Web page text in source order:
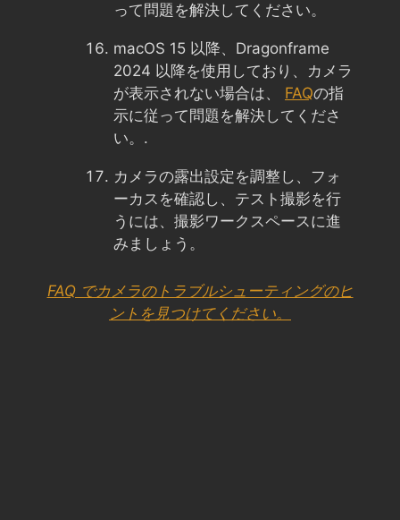
って問題を解決してください。
macOS 15 以降、Dragonframe
2024 以降を使用しており、カメラ
が表示されない場合は、 FAQの指
示に従って問題を解決してくださ
い。.
カメラの露出設定を調整し、フォ
ーカスを確認し、テスト撮影を行
うには、撮影ワークスペースに進
みましょう。
FAQ でカメラのトラブルシューティングのヒ
ントを見つけてください。